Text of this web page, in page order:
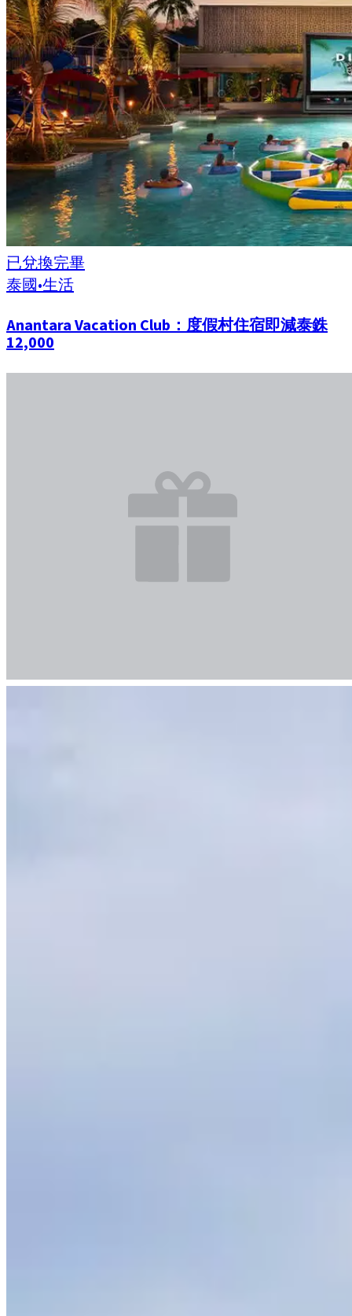
已兌換完畢
泰國•生活
Anantara Vacation Club：度假村住宿即減泰銖
12,000